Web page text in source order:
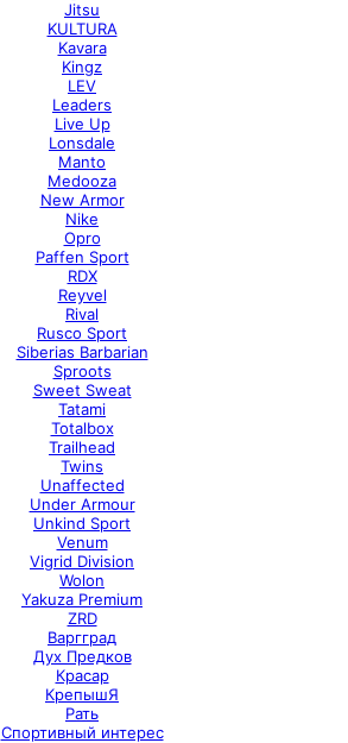
Jitsu
KULTURA
Kavara
Kingz
LEV
Leaders
Live Up
Lonsdale
Manto
Medooza
New Armor
Nike
Opro
Paffen Sport
RDX
Reyvel
Rival
Rusco Sport
Siberias Barbarian
Sproots
Sweet Sweat
Tatami
Totalbox
Trailhead
Twins
Unaffected
Under Armour
Unkind Sport
Venum
Vigrid Division
Wolon
Yakuza Premium
ZRD
Варгград
Дух Предков
Красар
КрепышЯ
Рать
Спортивный интерес